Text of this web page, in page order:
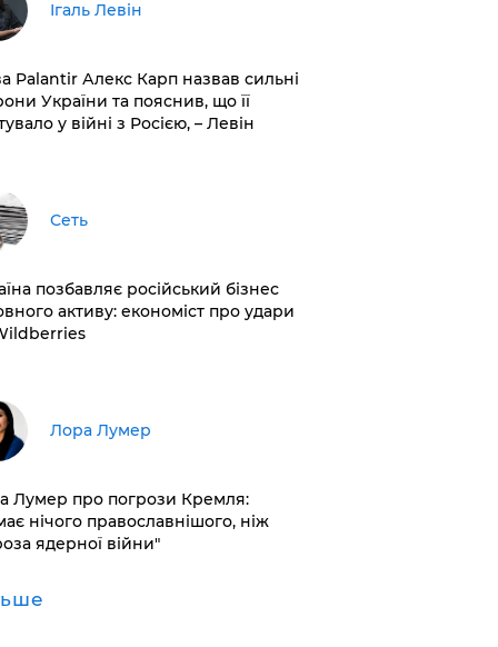
Ігаль Левін
Palantir Алекс Карп назвав сильні
України та пояснив, що її
у війні з Росією, – Левін
Сеть
позбавляє російський бізнес
активу: економіст про удари
​Лора Лумер
Лумер про погрози Кремля:
нічого православнішого, ніж
ядерної війни"